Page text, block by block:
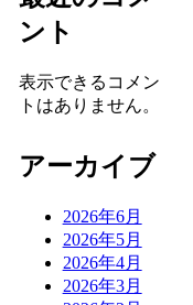
ント
表示できるコメン
トはありません。
アーカイブ
2026年6月
2026年5月
2026年4月
2026年3月